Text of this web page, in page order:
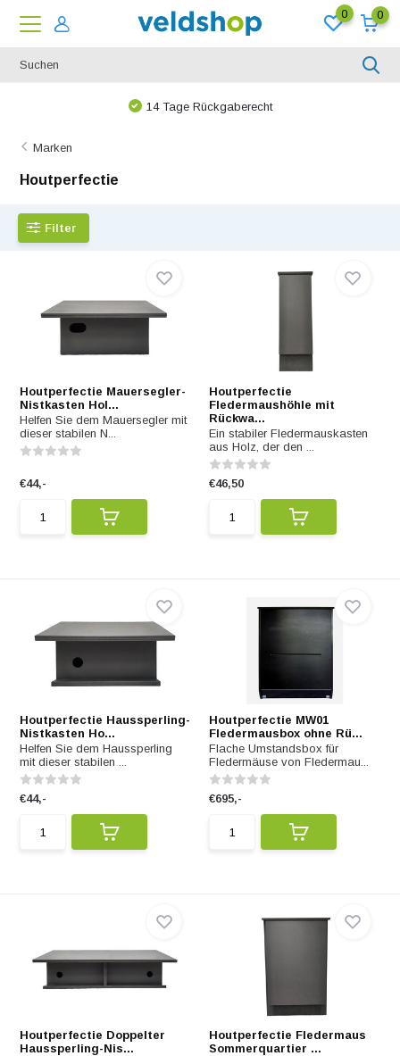
0 0
14 Tage Rückgaberecht
Marken
Houtperfectie
Filter
Houtperfectie Mauersegler-
Nistkasten Hol...
Helfen Sie dem Mauersegler mit
dieser stabilen N...
€44,-
Houtperfectie
Fledermaushöhle mit
Rückwa...
Ein stabiler Fledermauskasten
aus Holz, der den ...
€46,50
Houtperfectie Haussperling-
Nistkasten Ho...
Helfen Sie dem Haussperling
mit dieser stabilen ...
€44,-
Houtperfectie MW01
Fledermausbox ohne Rü...
Flache Umstandsbox für
Fledermäuse von Fledermau...
€695,-
Houtperfectie Doppelter
Haussperling-Nis...
Houtperfectie Fledermaus
Sommerquartier ...